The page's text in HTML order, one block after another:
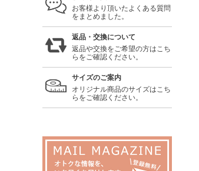
お客様より頂いたよくある質問
をまとめました。
返品・交換について
返品や交換をご希望の方はこち
らをご確認ください。
サイズのご案内
オリジナル商品のサイズはこち
らをご確認ください。